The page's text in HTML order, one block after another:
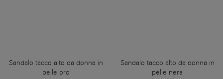
Sandalo tacco alto da donna in
pelle oro
Sandalo tacco alto da donna in
pelle nera